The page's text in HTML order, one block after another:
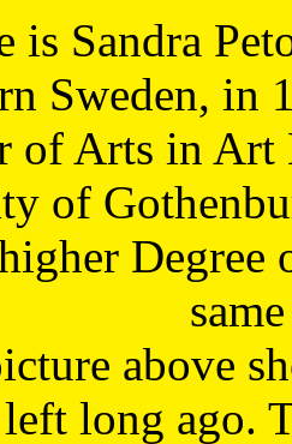
is Sandra
Sweden, in
of Arts in Art
of
Degree
above
long ago.